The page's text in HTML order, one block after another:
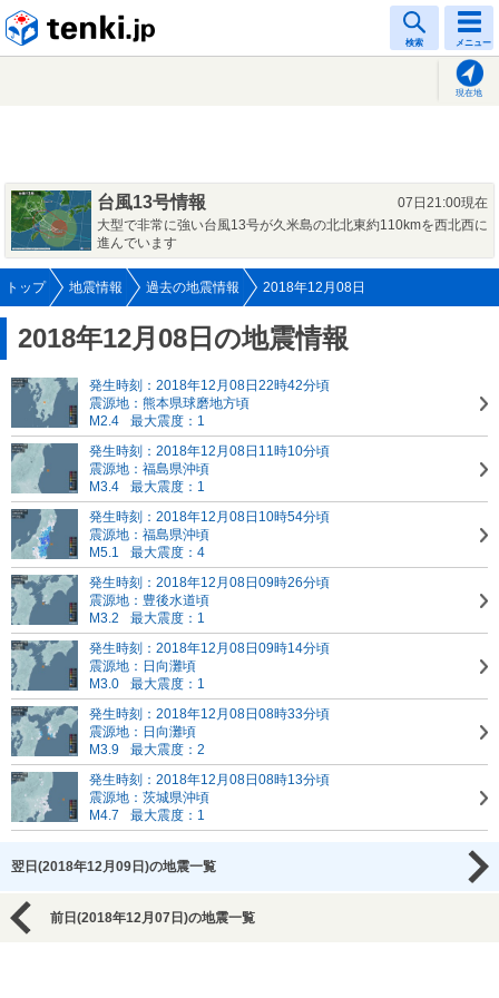
検索 メニュー
現在地
台風13号情報
07日21:00現在
大型で非常に強い台風13号が久米島の北北東約110kmを西北西に
進んでいます
トップ 地震情報 過去の地震情報 2018年12月08日
2018年12月08日の地震情報
発生時刻：2018年12月08日22時42分頃
震源地：熊本県球磨地方頃
M2.4
最大震度：1
発生時刻：2018年12月08日11時10分頃
震源地：福島県沖頃
M3.4
最大震度：1
発生時刻：2018年12月08日10時54分頃
震源地：福島県沖頃
M5.1
最大震度：4
発生時刻：2018年12月08日09時26分頃
震源地：豊後水道頃
M3.2
最大震度：1
発生時刻：2018年12月08日09時14分頃
震源地：日向灘頃
M3.0
最大震度：1
発生時刻：2018年12月08日08時33分頃
震源地：日向灘頃
M3.9
最大震度：2
発生時刻：2018年12月08日08時13分頃
震源地：茨城県沖頃
M4.7
最大震度：1
翌日(2018年12月09日)の地震一覧
前日(2018年12月07日)の地震一覧